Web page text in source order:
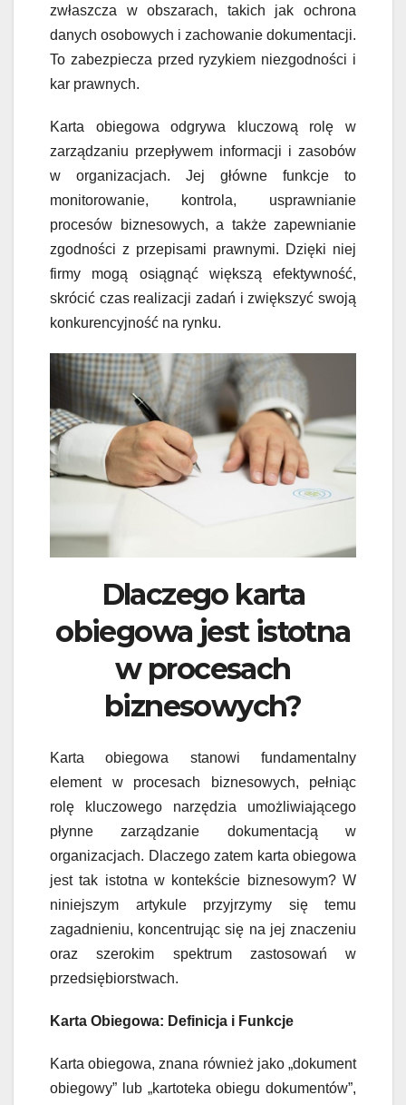
zwłaszcza w obszarach, takich jak ochrona
danych osobowych i zachowanie dokumentacji.
To zabezpiecza przed ryzykiem niezgodności i
kar prawnych.
Karta obiegowa odgrywa kluczową rolę w
zarządzaniu przepływem informacji i zasobów
w organizacjach. Jej główne funkcje to
monitorowanie, kontrola, usprawnianie
procesów biznesowych, a także zapewnianie
zgodności z przepisami prawnymi. Dzięki niej
firmy mogą osiągnąć większą efektywność,
skrócić czas realizacji zadań i zwiększyć swoją
konkurencyjność na rynku.
Dlaczego karta
obiegowa jest istotna
w procesach
biznesowych?
Karta obiegowa stanowi fundamentalny
element w procesach biznesowych, pełniąc
rolę kluczowego narzędzia umożliwiającego
płynne zarządzanie dokumentacją w
organizacjach. Dlaczego zatem karta obiegowa
jest tak istotna w kontekście biznesowym? W
niniejszym artykule przyjrzymy się temu
zagadnieniu, koncentrując się na jej znaczeniu
oraz szerokim spektrum zastosowań w
przedsiębiorstwach.
Karta Obiegowa: Definicja i Funkcje
Karta obiegowa, znana również jako „dokument
obiegowy” lub „kartoteka obiegu dokumentów”,